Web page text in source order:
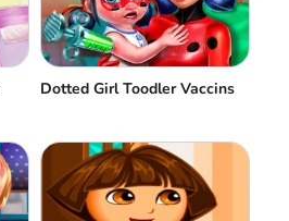
Dotted Girl Toodler Vaccins